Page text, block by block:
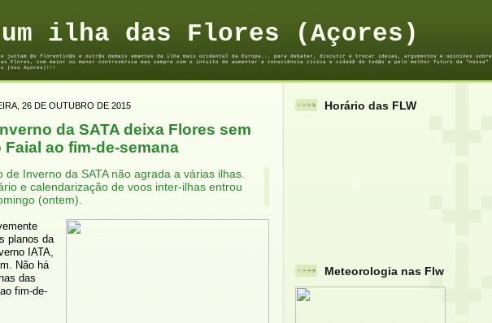
ilha das Flores (Açores)
juntam @s florentin@s e outr@s demais amantes da ilha mais ocidental da Europa... para debater, discutir e trocar ideias, argumentos e opiniões sobre
Flores, com maior ou menor controvérsia mas sempre com o intuito de aumentar a consciência cívica e cidadã de tod@s e pelo melhor futuro da "nossa"
(nos Açores)!!!
26 DE OUTUBRO DE 2015
da SATA deixa Flores sem
ao fim-de-semana
de Inverno da SATA não agrada a várias ilhas.
e calendarização de voos inter-ilhas entrou
(ontem).
planos da
IATA,
Não há
das
fim-de-
Horário das FLW
Meteorologia nas Flw